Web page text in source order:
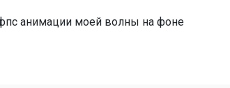
анимации моей волны на фоне